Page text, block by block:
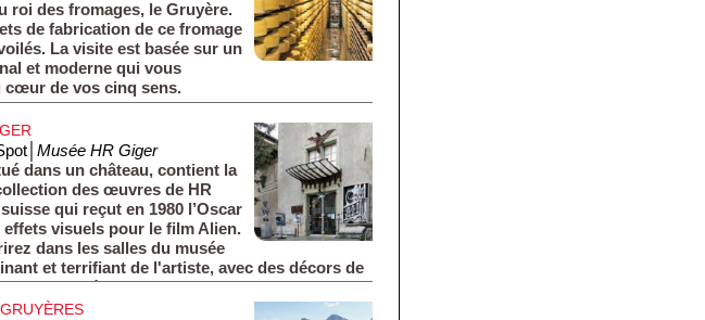
roi des fromages, le Gruyère.
de fabrication de ce fromage
La visite est basée sur un
et moderne qui vous
cœur de vos cinq sens.
Musée HR Giger
dans un château, contient la
des œuvres de HR
qui reçut en 1980 l’Oscar
effets visuels pour le film Alien.
dans les salles du musée
et terrifiant de l'artiste, avec des décors de
de créatures, et du mobilier futuriste.